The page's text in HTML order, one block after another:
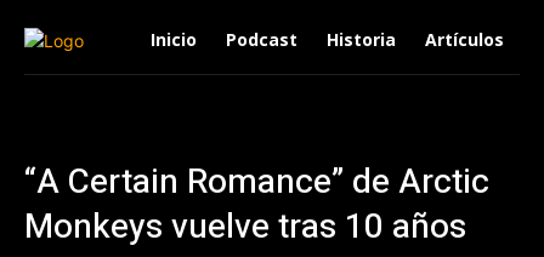
Inicio Podcast Historia Artículos
“A Certain Romance” de Arctic
Monkeys vuelve tras 10 años